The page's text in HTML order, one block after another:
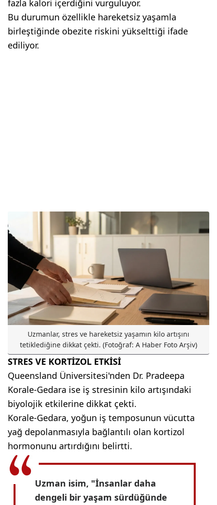
fazla kalori içerdiğini vurguluyor.
Bu durumun özellikle hareketsiz yaşamla
birleştiğinde obezite riskini yükselttiği ifade
ediliyor.
Uzmanlar, stres ve hareketsiz yaşamın kilo artışını
tetiklediğine dikkat çekti. (Fotoğraf: A Haber Foto Arşiv)
STRES VE KORTİZOL ETKİSİ
Queensland Üniversitesi'nden Dr. Pradeepa
Korale-Gedara ise iş stresinin kilo artışındaki
biyolojik etkilerine dikkat çekti.
Korale-Gedara, yoğun iş temposunun vücutta
yağ depolanmasıyla bağlantılı olan kortizol
hormonunu artırdığını belirtti.
Uzman isim, "İnsanlar daha
dengeli bir yaşam sürdüğünde